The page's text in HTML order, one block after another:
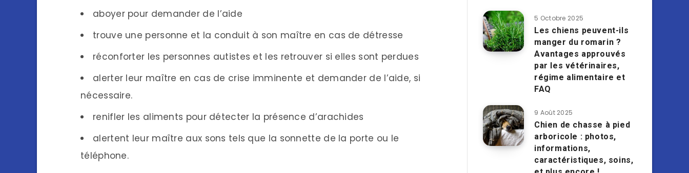
aboyer pour demander de l’aide
trouve une personne et la conduit à son maître en cas de détresse
réconforter les personnes autistes et les retrouver si elles sont perdues
alerter leur maître en cas de crise imminente et demander de l’aide, si
nécessaire.
renifler les aliments pour détecter la présence d’arachides
alertent leur maître aux sons tels que la sonnette de la porte ou le
téléphone.
5 Octobre 2025
Les chiens peuvent-ils
manger du romarin ?
Avantages approuvés
par les vétérinaires,
régime alimentaire et
FAQ
9 Août 2025
Chien de chasse à pied
arboricole : photos,
informations,
caractéristiques, soins,